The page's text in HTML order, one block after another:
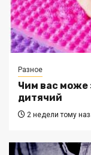
Разное
Чим вас може
дитячий
2 недели тому